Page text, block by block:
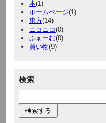
本(1)
ホームページ(1)
東方(14)
ニコニコ(0)
ふぁーむ(0)
買い物(9)
検索